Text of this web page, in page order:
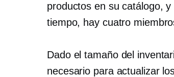
productos en su catálogo,
tiempo, hay cuatro
Dado el tamaño del
necesario para actualizar